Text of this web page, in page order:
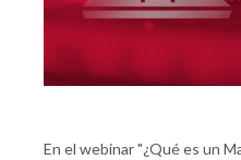
En el webinar "¿Qué es un